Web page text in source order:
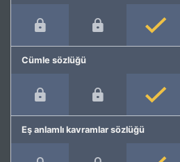
Cümle sözlüğü
Eş anlamlı kavramlar sözlüğü